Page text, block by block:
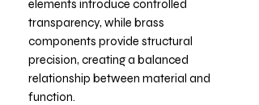
elements introduce controlled
transparency, while brass
components provide structural
precision, creating a balanced
relationship between material and
function.